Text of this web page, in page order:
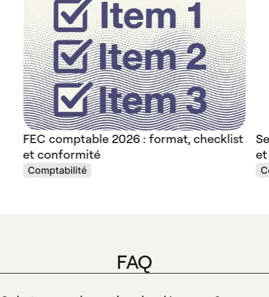
FEC comptable 2026 : format, checklist
et conformité
Comptabilité
et
FAQ